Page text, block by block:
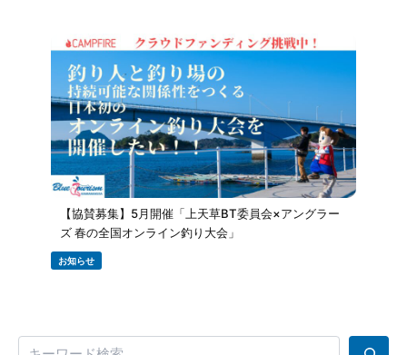
【協賛募集】5月開催「上天草BT委員会×アングラー
ズ 春の全国オンライン釣り大会」
お知らせ